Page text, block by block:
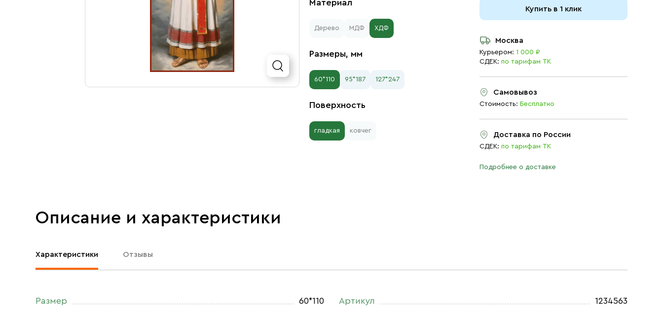
Материал
Дерево МДФ ХДФ
Размеры, мм
60*110 95*187 127*247
Поверхность
гладкая ковчег
Купить в 1 клик
Москва
Курьером: 1 000 ₽
СДЕК: по тарифам ТК
Самовывоз
Стоимость: Бесплатно
Доставка по России
СДЕК: по тарифам ТК
Подробнее о доставке
Описание и характеристики
Характеристики Отзывы
Размер 60*110 Артикул 1234563